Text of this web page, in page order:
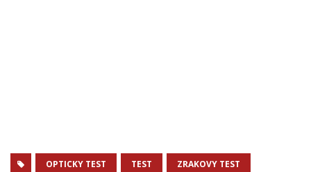
OPTICKY TEST TEST ZRAKOVY TEST